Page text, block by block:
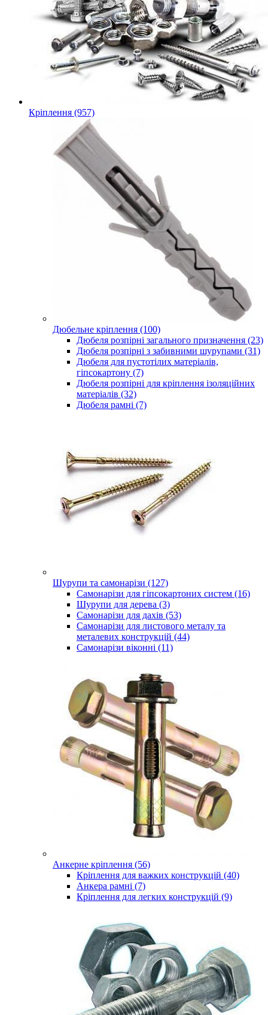
Кріплення (957)
Дюбельне кріплення (100)
Дюбеля розпірні загального призначення (23)
Дюбеля розпірні з забивними шурупами (31)
Дюбеля для пустотілих матеріалів,
гіпсокартону (7)
Дюбеля розпірні для кріплення ізоляційних
матеріалів (32)
Дюбеля рамні (7)
Шурупи та самонарізи (127)
Самонарізи для гіпсокартоних систем (16)
Шурупи для дерева (3)
Самонарізи для дахів (53)
Самонарізи для листового металу та
металевих конструкцій (44)
Самонарізи віконні (11)
Анкерне кріплення (56)
Кріплення для важких конструкцій (40)
Анкера рамні (7)
Кріплення для легких конструкцій (9)